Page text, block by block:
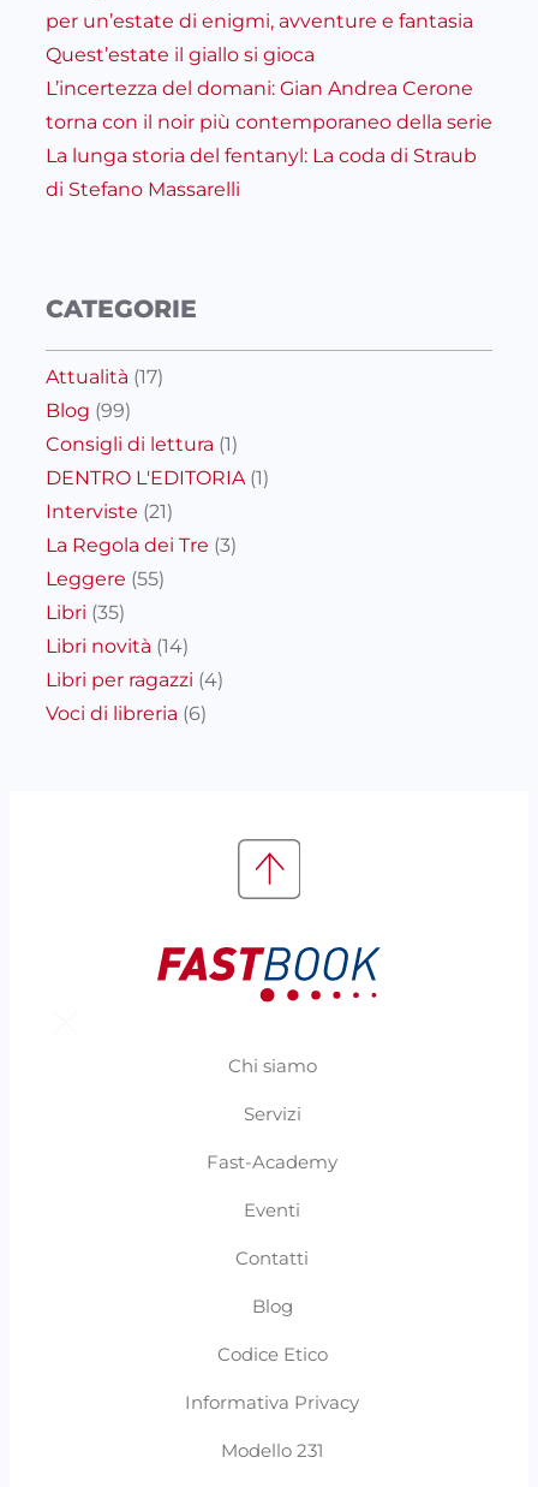
per un’estate di enigmi, avventure e fantasia
Quest’estate il giallo si gioca
L’incertezza del domani: Gian Andrea Cerone
torna con il noir più contemporaneo della serie
La lunga storia del fentanyl: La coda di Straub
di Stefano Massarelli
CATEGORIE
Attualità (17)
Blog (99)
Consigli di lettura (1)
DENTRO L'EDITORIA(1)
Interviste (21)
La Regola dei Tre (3)
Leggere (55)
Libri (35)
Libri novità (14)
Libri per ragazzi (4)
Voci di libreria (6)
Chi siamo
Servizi
Fast-Academy
Eventi
Contatti
Blog
Codice Etico
Informativa Privacy
Modello 231